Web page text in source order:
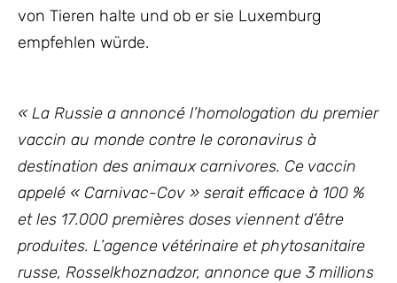
von Tieren halte und ob er sie Luxemburg
empfehlen würde.
« La Russie a annoncé l’homologation du premier
vaccin au monde contre le coronavirus à
destination des animaux carnivores. Ce vaccin
appelé « Carnivac-Cov » serait efficace à 100 %
et les 17.000 premières doses viennent d’être
produites. L’agence vétérinaire et phytosanitaire
russe, Rosselkhoznadzor, annonce que 3 millions